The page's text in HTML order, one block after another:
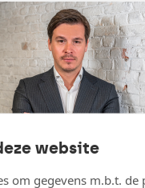
website
om gegevens m.b.t. de